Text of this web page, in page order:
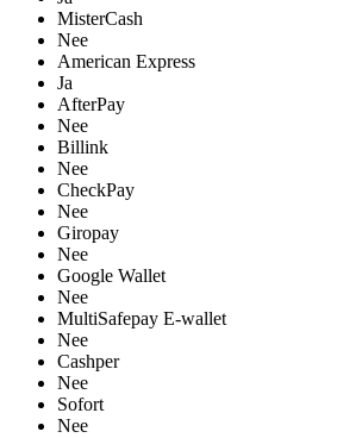
MisterCash
Nee
American Express
Ja
AfterPay
Nee
Billink
Nee
CheckPay
Nee
Giropay
Nee
Google Wallet
Nee
MultiSafepay E-wallet
Nee
Cashper
Nee
Sofort
Nee